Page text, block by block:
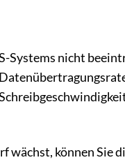
Systems nicht
können Sie